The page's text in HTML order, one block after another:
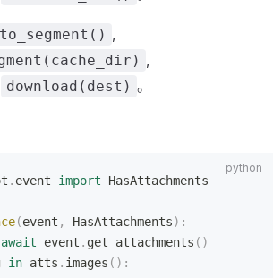
to_segment() ,
,
download(dest) 。
. event import HasAttachments
(event , HasAttachments):
await event . get_attachments ()
in atts . images ():